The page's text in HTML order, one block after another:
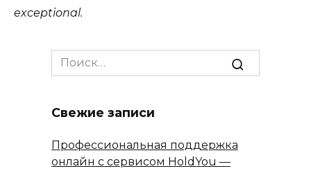
exceptional.
Search
for:
Свежие записи
Профессиональная поддержка
онлайн с сервисом HoldYou —